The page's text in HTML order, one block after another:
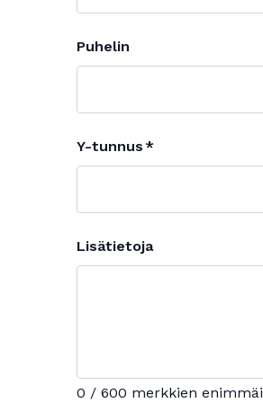
Puhelin
Y-tunnus
Lisätietoja
0 / 600 merkkien